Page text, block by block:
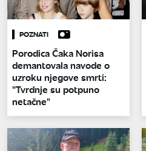
POZNATI
Porodica Čaka Norisa
demantovala navode o
uzroku njegove smrti:
"Tvrdnje su potpuno
netačne"